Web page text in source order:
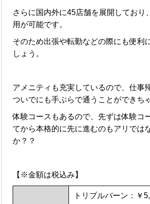
さらに国内外に45店舗を展開しており
用が可能です。
そのため出張や転勤などの際にも便利
しょう。
アメニティも充実しているので、仕事
ついでにも手ぶらで通うことができち
体験コースもあるので、先ずは体験コ
てから本格的に先に進むのもアリでは
か？？
【※金額は税込み】
トリプルバーン：￥